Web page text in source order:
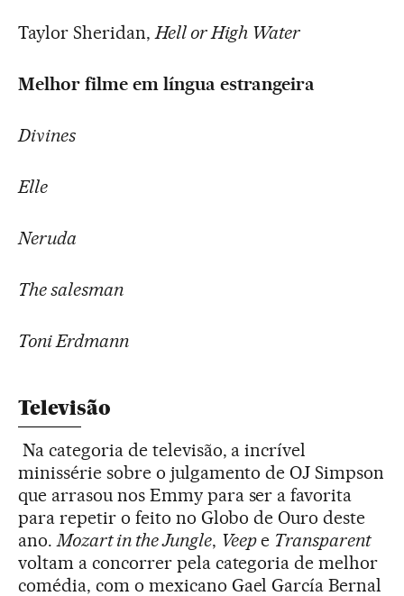
Taylor Sheridan,Hell or High Water
Melhor filme em língua estrangeira
Divines
Elle
Neruda
The salesman
Toni Erdmann
Televisão
Na categoria de televisão, a incrível
minissérie sobre o julgamento de OJ Simpson
que arrasou nos Emmy para ser a favorita
para repetir o feito no Globo de Ouro deste
ano.Mozart in the Jungle, Veepe Transparent
voltam a concorrer pela categoria de melhor
comédia, com o mexicano Gael García Bernal